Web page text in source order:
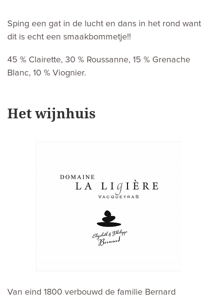
Sping een gat in de lucht en dans in het rond want
dit is echt een smaakbommetje!!
45 % Clairette, 30 % Roussanne, 15 % Grenache
Blanc, 10 % Viognier.
Het wijnhuis
Van eind 1800 verbouwd de familie Bernard